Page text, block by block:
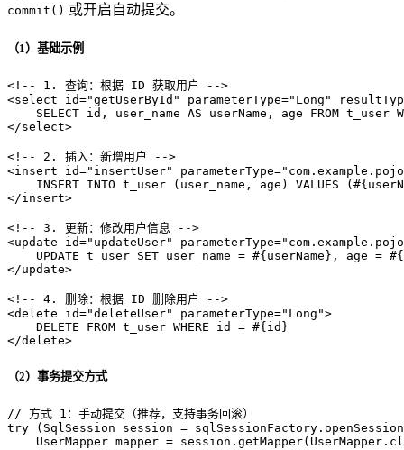
commit() 或开启自动提交。
（1）基础示例
<!-- 1. 查询：根据 ID 获取用户 -->
<select id="getUserById" parameterType="Long"
</select>
<!-- 2. 插入：新增用户 -->
<insert id="insertUser" parameterType=
</insert>
<!-- 3. 更新：修改用户信息 -->
<update id="updateUser" parameterType=
</update>
<!-- 4. 删除：根据 ID 删除用户 -->
<delete id="deleteUser" parameterType="Long">
</delete>
（2）事务提交方式
// 方式 1：手动提交（推荐，支持事务回滚）
try ( SqlSession session =
UserMapper mapper =